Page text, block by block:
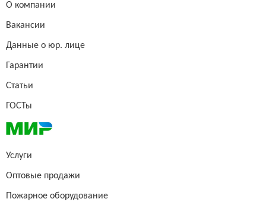
О компании
Вакансии
Данные о юр. лице
Гарантии
Статьи
ГОСТы
Услуги
Оптовые продажи
Пожарное оборудование